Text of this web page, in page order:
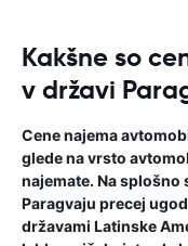
Kakšne so
v državi
Cene najema
glede na vrsto
najemate. Na splošno
Paragvaju precej
državami Latinske